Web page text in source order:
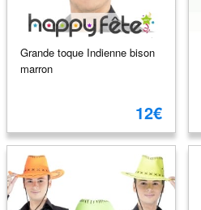
Grande toque Indienne bison
marron
12€